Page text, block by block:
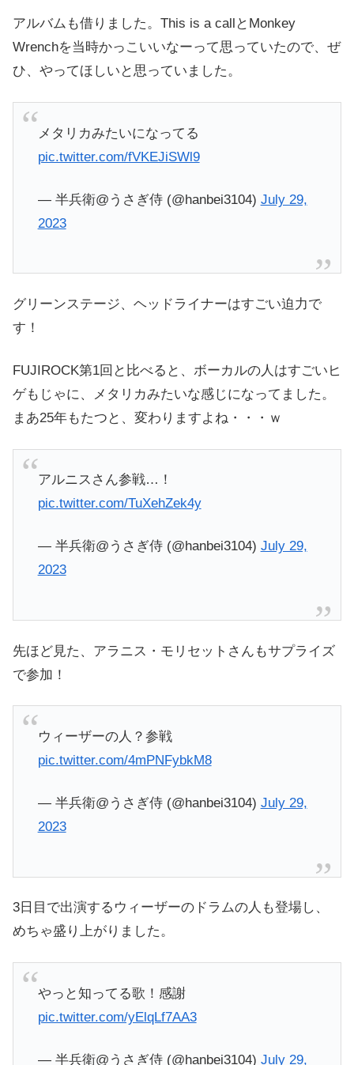
アルバムも借りました。This is a callとMonkey
Wrenchを当時かっこいいなーって思っていたので、ぜ
ひ、やってほしいと思っていました。
メタリカみたいになってる
pic.twitter.com/fVKEJiSWl9
— 半兵衛@うさぎ侍 (@hanbei3104) July 29,
2023
グリーンステージ、ヘッドライナーはすごい迫力で
す！
FUJIROCK第1回と比べると、ボーカルの人はすごいヒ
ゲもじゃに、メタリカみたいな感じになってました。
まあ25年もたつと、変わりますよね・・・ｗ
アルニスさん参戦…！
pic.twitter.com/TuXehZek4y
— 半兵衛@うさぎ侍 (@hanbei3104) July 29,
2023
先ほど見た、アラニス・モリセットさんもサプライズ
で参加！
ウィーザーの人？参戦
pic.twitter.com/4mPNFybkM8
— 半兵衛@うさぎ侍 (@hanbei3104) July 29,
2023
3日目で出演するウィーザーのドラムの人も登場し、
めちゃ盛り上がりました。
やっと知ってる歌！感謝
pic.twitter.com/yElqLf7AA3
— 半兵衛@うさぎ侍 (@hanbei3104) July 29,